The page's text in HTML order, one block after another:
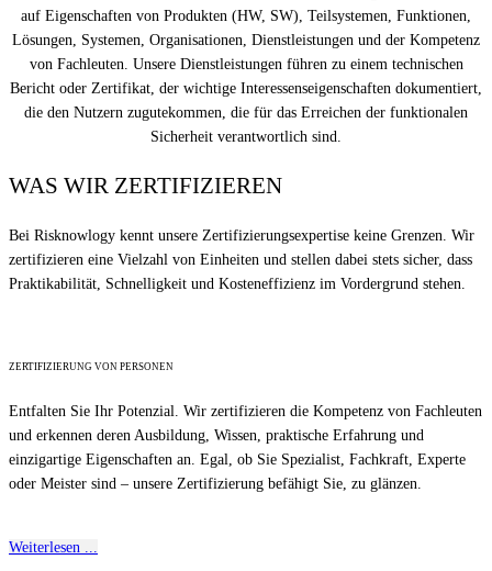
auf Eigenschaften von Produkten (HW, SW), Teilsystemen, Funktionen,
Lösungen, Systemen, Organisationen, Dienstleistungen und der Kompetenz
von Fachleuten. Unsere Dienstleistungen führen zu einem technischen
Bericht oder Zertifikat, der wichtige Interessenseigenschaften dokumentiert,
die den Nutzern zugutekommen, die für das Erreichen der funktionalen
Sicherheit verantwortlich sind.
WAS WIR ZERTIFIZIEREN
Bei Risknowlogy kennt unsere Zertifizierungsexpertise keine Grenzen. Wir
zertifizieren eine Vielzahl von Einheiten und stellen dabei stets sicher, dass
Praktikabilität, Schnelligkeit und Kosteneffizienz im Vordergrund stehen.
ZERTIFIZIERUNG VON PERSONEN
Entfalten Sie Ihr Potenzial. Wir zertifizieren die Kompetenz von Fachleuten
und erkennen deren Ausbildung, Wissen, praktische Erfahrung und
einzigartige Eigenschaften an. Egal, ob Sie Spezialist, Fachkraft, Experte
oder Meister sind – unsere Zertifizierung befähigt Sie, zu glänzen.
Weiterlesen ...